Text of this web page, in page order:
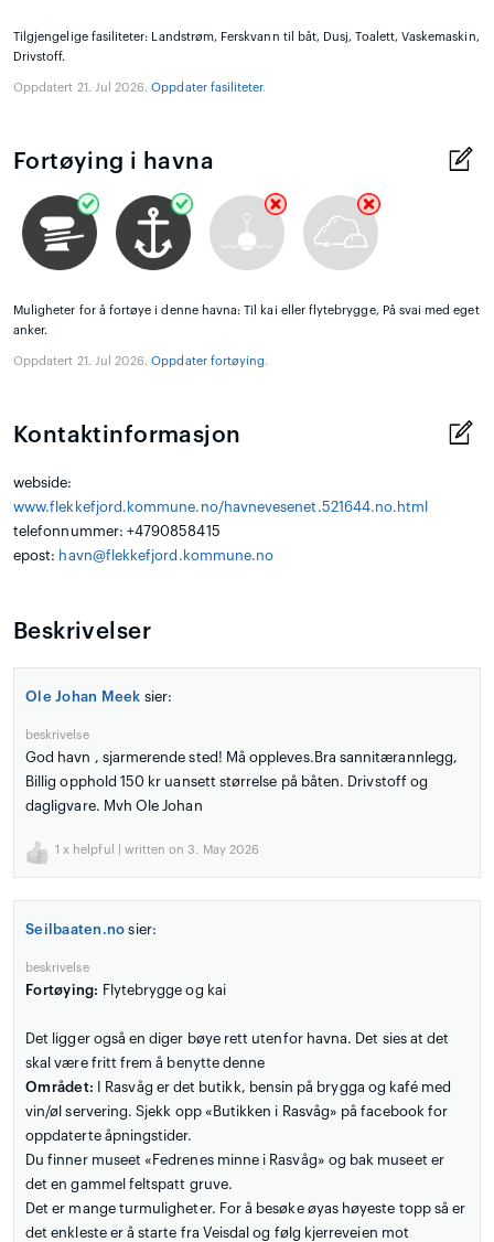
Tilgjengelige fasiliteter: Landstrøm, Ferskvann til båt, Dusj, Toalett, Vaskemaskin,
Drivstoff.
Oppdatert 21. Jul 2026.Oppdater fasiliteter.
Fortøying i havna
Muligheter for å fortøye i denne havna: Til kai eller flytebrygge, På svai med eget
anker.
Oppdatert 21. Jul 2026.Oppdater fortøying.
Kontaktinformasjon
webside:
www.flekkefjord.kommune.no/havnevesenet.521644.no.html
telefonnummer: +4790858415
epost: havn@flekkefjord.kommune.no
Beskrivelser
Ole Johan Meek sier:
beskrivelse
God havn , sjarmerende sted! Må oppleves.Bra sannitærannlegg,
Billig opphold 150 kr uansett størrelse på båten. Drivstoff og
dagligvare. Mvh Ole Johan
1 x helpful | written on 3. May 2026
Seilbaaten.no sier:
beskrivelse
Fortøying: Flytebrygge og kai
Det ligger også en diger bøye rett utenfor havna. Det sies at det
skal være fritt frem å benytte denne
Området: I Rasvåg er det butikk, bensin på brygga og kafé med
vin/øl servering. Sjekk opp «Butikken i Rasvåg» på facebook for
oppdaterte åpningstider.
Du finner museet «Fedrenes minne i Rasvåg» og bak museet er
det en gammel feltspatt gruve.
Det er mange turmuligheter. For å besøke øyas høyeste topp så er
det enkleste er å starte fra Veisdal og følg kjerreveien mot